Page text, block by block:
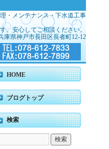
・メンテナンス・下水道工事
。安心してご相談ください。
庫県神戸市長田区長者町12-12
HOME
ブログトップ
検索